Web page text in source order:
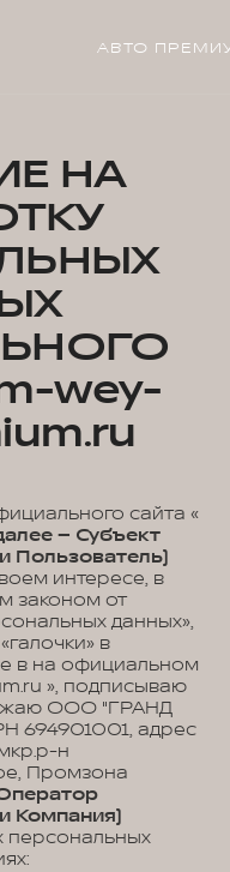
АВТО
НА
wey-
сайта «
– Субъект
Пользователь)
интересе, в
законом от
данных»,
в
в на официальном
», подписываю
ООО "ГРАНД
694901001, адрес
н
Промзона
Компания)
персональных